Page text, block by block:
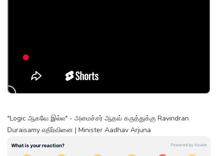
"Logic ஆகவே இல்ல" - அமைச்சர் ஆதவ் கருத்துக்கு Ravindran
Duraisamy எதிர்வினை | Minister Aadhav Arjuna